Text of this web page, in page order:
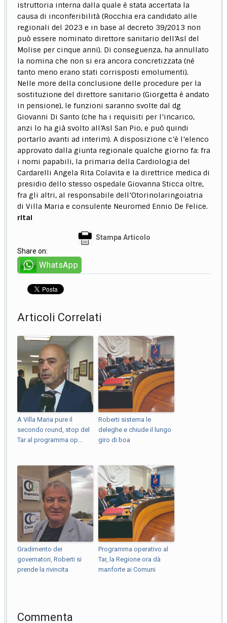
istruttoria interna dalla quale è stata accertata la
causa di inconferibilità (Rocchia era candidato alle
regionali del 2023 e in base al decreto 39/2013 non
può essere nominato direttore sanitario dell’Asl del
Molise per cinque anni). Di conseguenza, ha annullato
la nomina che non si era ancora concretizzata (né
tanto meno erano stati corrisposti emolumenti).
Nelle more della conclusione delle procedure per la
sostituzione del direttore sanitario (Giorgetta è andato
in pensione), le funzioni saranno svolte dal dg
Giovanni Di Santo (che ha i requisiti per l’incarico,
anzi lo ha già svolto all’Asl San Pio, e può quindi
portarlo avanti ad interim). A disposizione c’è l’elenco
approvato dalla giunta regionale qualche giorno fa: fra
i nomi papabili, la primaria della Cardiologia del
Cardarelli Angela Rita Colavita e la direttrice medica di
presidio dello stesso ospedale Giovanna Sticca oltre,
fra gli altri, al responsabile dell’Otorinolaringoiatria
di Villa Maria e consulente Neuromed Ennio De Felice.
ritai
Stampa Articolo
Share on:
WhatsApp
Articoli Correlati
A Villa Maria pure il
secondo round, stop del
Tar al programma op...
Roberti sistema le
deleghe e chiude il lungo
giro di boa
Gradimento dei
governatori, Roberti si
prende la rivincita
Programma operativo al
Tar, la Regione ora dà
manforte ai Comuni
Commenta